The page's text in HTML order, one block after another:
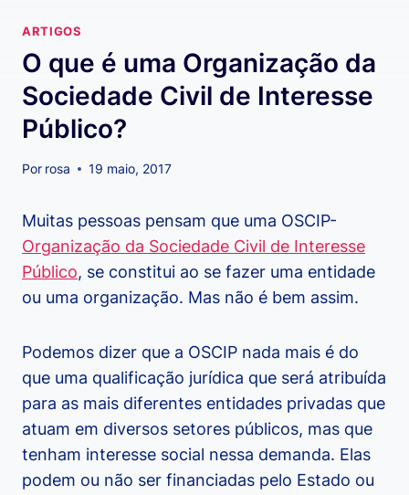
ARTIGOS
O que é uma Organização da
Sociedade Civil de Interesse
Público?
Por rosa 19 maio, 2017
Muitas pessoas pensam que uma OSCIP-
Organização da Sociedade Civil de Interesse
Público, se constitui ao se fazer uma entidade
ou uma organização. Mas não é bem assim.
Podemos dizer que a OSCIP nada mais é do
que uma qualificação jurídica que será atribuída
para as mais diferentes entidades privadas que
atuam em diversos setores públicos, mas que
tenham interesse social nessa demanda. Elas
podem ou não ser financiadas pelo Estado ou